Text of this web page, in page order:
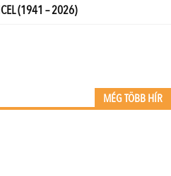
MÉG TÖBB HÍR